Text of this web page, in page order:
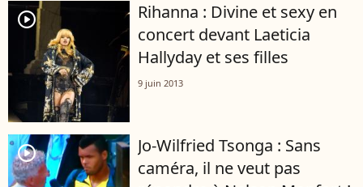
player2
Rihanna : Divine et sexy en
concert devant Laeticia
Hallyday et ses filles
9 juin 2013
player2
Jo-Wilfried Tsonga : Sans
caméra, il ne veut pas